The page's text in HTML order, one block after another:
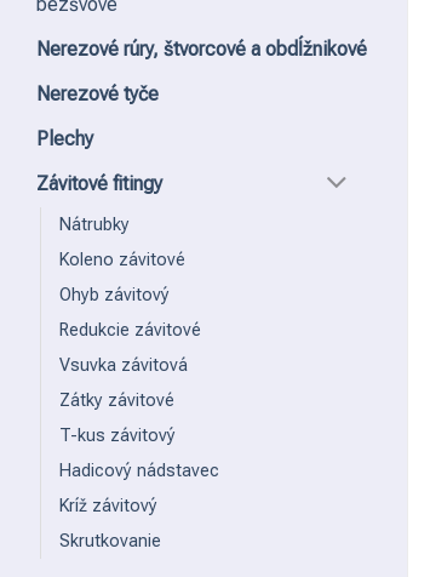
Nerezové rúry, štvorcové a obdĺžnikové
Nerezové tyče
Plechy
Závitové fitingy
Nátrubky
Koleno závitové
Ohyb závitový
Redukcie závitové
Vsuvka závitová
Zátky závitové
T-kus závitový
Hadicový nádstavec
Kríž závitový
Skrutkovanie